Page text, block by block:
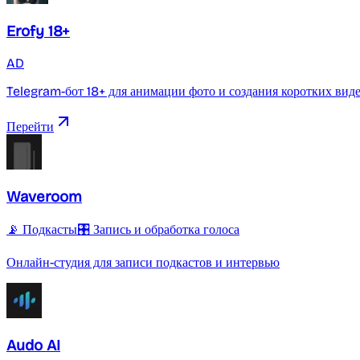
Erofy 18+
AD
Telegram-бот 18+ для анимации фото и создания коротких
Перейти
Waveroom
📡 Подкасты🎛️ Запись и обработка голоса
Онлайн-студия для записи подкастов и интервью
Audo AI